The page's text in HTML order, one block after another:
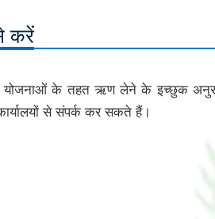
करें
योजनाओं के तहत ऋण लेने के इच्छुक
से संपर्क कर सकते हैं।